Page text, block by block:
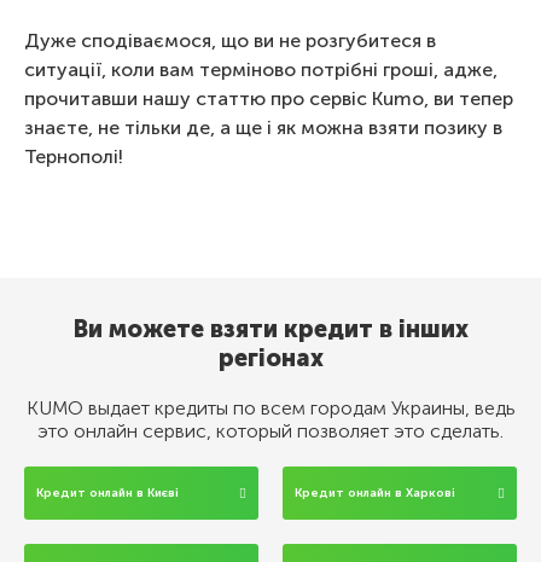
Дуже сподіваємося, що ви не розгубитеся в
ситуації, коли вам терміново потрібні гроші, адже,
прочитавши нашу статтю про сервіс Kumo, ви тепер
знаєте, не тільки де, а ще і як можна взяти позику в
Тернополі!
Ви можете взяти кредит в інших
регіонах
KUMO выдает кредиты по всем городам Украины, ведь
это онлайн сервис, который позволяет это сделать.
Кредит онлайн в Києві Кредит онлайн в Харкові